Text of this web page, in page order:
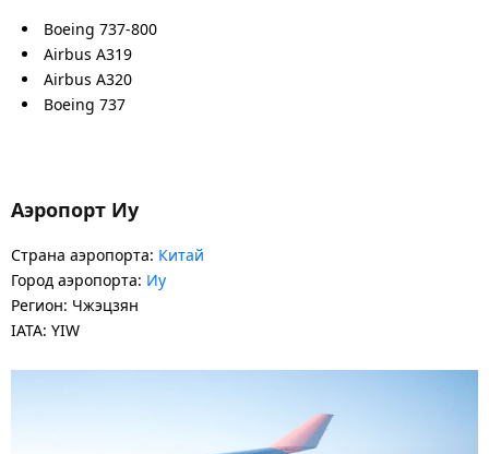
Boeing 737-800
Airbus A319
Airbus A320
Boeing 737
Аэропорт Иу
Страна аэропорта: Китай
Город аэропорта: Иу
Регион: Чжэцзян
IATA: YIW